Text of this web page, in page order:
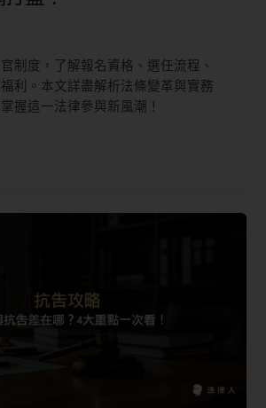
制度，了解報名資格、選任流程、
利。本文詳盡解析法條變革與實務
握這一法律參與新風潮！